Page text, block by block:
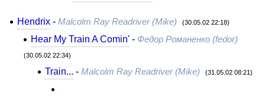
Hendrix- Malcolm Ray Readriver (Mike) (30.05.02 22:18)
Hear My Train A Comin' - Федор Романенко (fedor)
(30.05.02 22:34)
Train... - Malcolm Ray Readriver (Mike) (31.05.02 08:21)